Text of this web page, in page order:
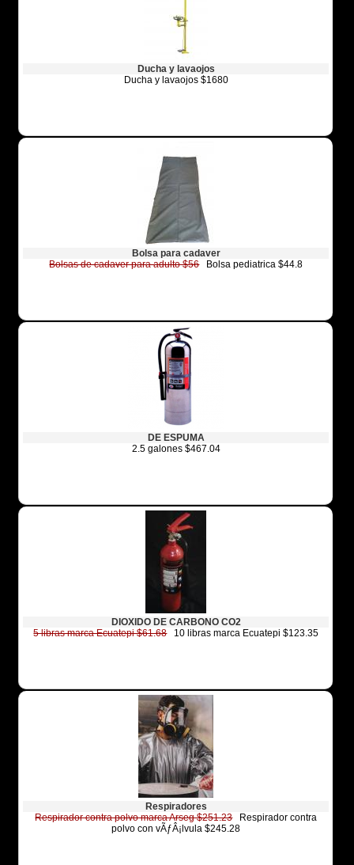
Ducha y lavaojos
Ducha y lavaojos $1680
Bolsa para cadaver
Bolsas de cadaver para adulto $56Bolsa pediatrica $44.8
DE ESPUMA
2.5 galones $467.04
DIOXIDO DE CARBONO CO2
5 libras marca Ecuatepi $61.6810 libras marca Ecuatepi $123.35
Respiradores
Respirador contra polvo marca Arseg $251.23Respirador contra
polvo con vÃƒÂ¡lvula $245.28